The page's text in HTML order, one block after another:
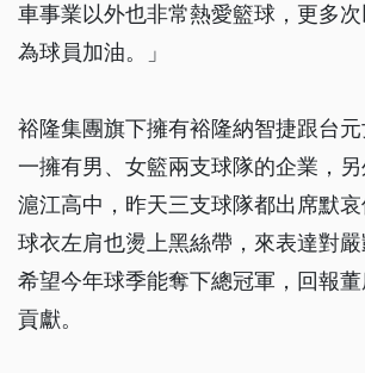
車事業以外也非常熱愛籃球，更多
為球員加油。」
裕隆集團旗下擁有裕隆納智捷跟台
一擁有男、女籃兩支球隊的企業，
滬江高中，昨天三支球隊都出席默
球衣左肩也燙上黑絲帶，來表達對
希望今年球季能奪下總冠軍，回報
貢獻。